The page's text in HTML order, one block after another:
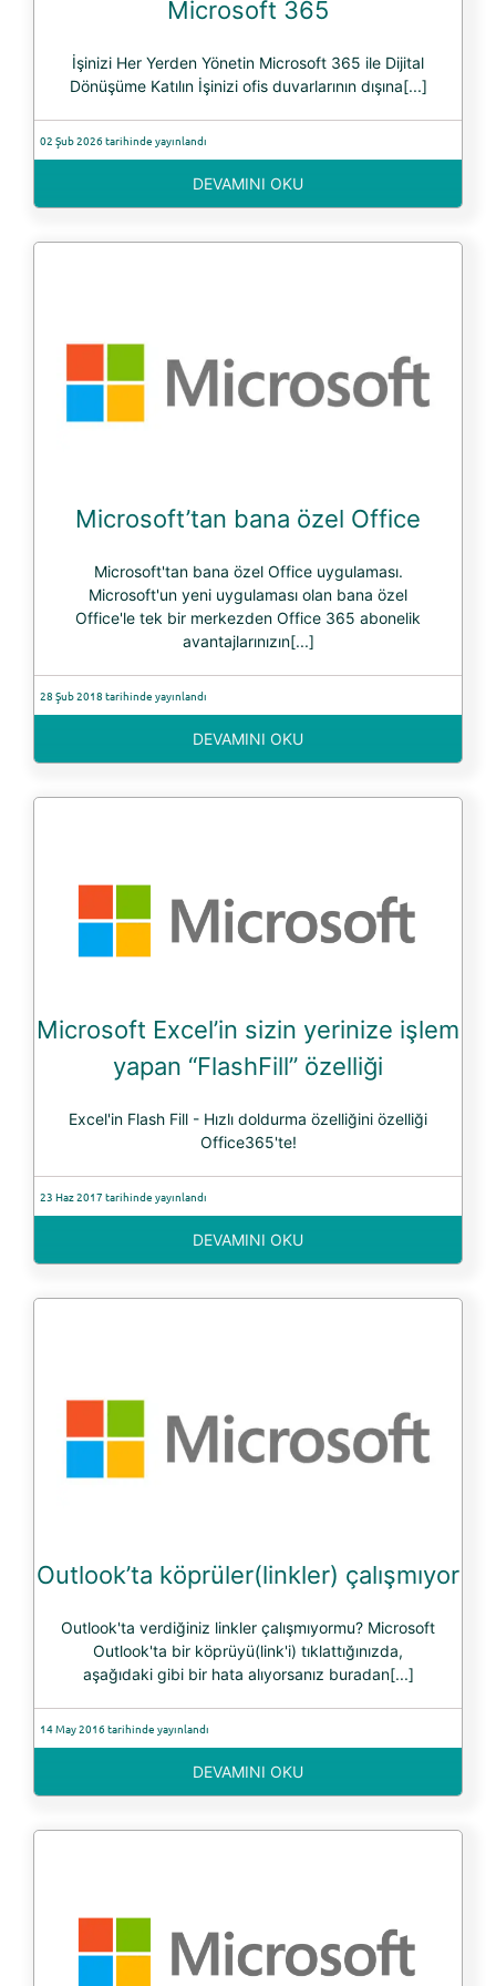
Microsoft 365
İşinizi Her Yerden Yönetin Microsoft 365 ile Dijital
Dönüşüme Katılın İşinizi ofis duvarlarının dışına[...]
02 Şub 2026 tarihinde yayınlandı
DEVAMINI OKU
Microsoft’tan bana özel Office
Microsoft'tan bana özel Office uygulaması.
Microsoft'un yeni uygulaması olan bana özel
Office'le tek bir merkezden Office 365 abonelik
avantajlarınızın[...]
28 Şub 2018 tarihinde yayınlandı
DEVAMINI OKU
Microsoft Excel’in sizin yerinize işlem
yapan “FlashFill” özelliği
Excel'in Flash Fill - Hızlı doldurma özelliğini özelliği
Office365'te!
23 Haz 2017 tarihinde yayınlandı
DEVAMINI OKU
Outlook’ta köprüler(linkler) çalışmıyor
Outlook'ta verdiğiniz linkler çalışmıyormu? Microsoft
Outlook'ta bir köprüyü(link'i) tıklattığınızda,
aşağıdaki gibi bir hata alıyorsanız buradan[...]
14 May 2016 tarihinde yayınlandı
DEVAMINI OKU